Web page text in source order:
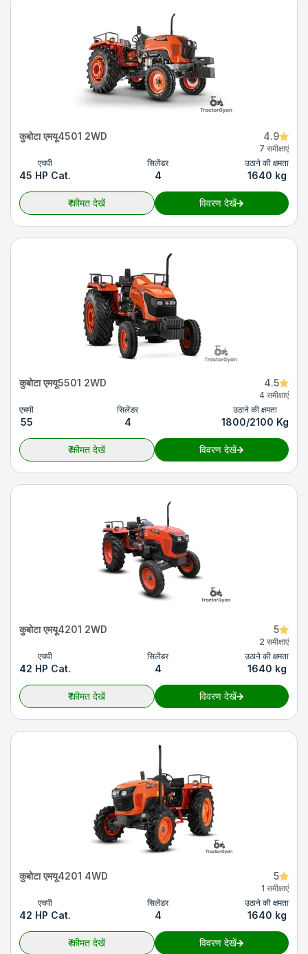
कुबोटा एमयू4501 2WD 4.9
7 समीक्षाएं
एचपी
45 HP Cat.
सिलेंडर
4
उठाने की क्षमता
1640 kg
₹कीमत देखें विवरण देखें
कुबोटा एमयू5501 2WD 4.5
4 समीक्षाएं
एचपी
55
सिलेंडर
4
उठाने की क्षमता
1800/2100 Kg
₹कीमत देखें विवरण देखें
कुबोटा एमयू4201 2WD 5
2 समीक्षाएं
एचपी
42 HP Cat.
सिलेंडर
4
उठाने की क्षमता
1640 kg
₹कीमत देखें विवरण देखें
कुबोटा एमयू4201 4WD 5
1 समीक्षाएं
एचपी
42 HP Cat.
सिलेंडर
4
उठाने की क्षमता
1640 kg
₹कीमत देखें विवरण देखें